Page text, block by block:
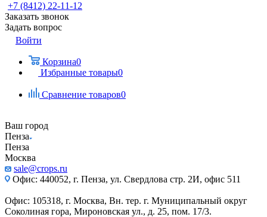
+7 (8412) 22-11-12
Заказать звонок
Задать вопрос
Войти
Корзина0
Избранные товары0
Сравнение товаров0
Ваш город
Пенза
Пенза
Москва
sale@crops.ru
Офис: 440052, г. Пенза, ул. Свердлова стр. 2И, офис 511
Офис: 105318, г. Москва, Вн. тер. г. Муниципальный округ
Соколиная гора, Мироновская ул., д. 25, пом. 17/3.